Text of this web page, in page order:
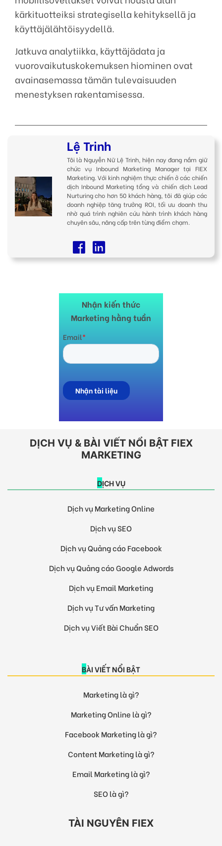
kärkituotteiksi strategisella kehityksellä ja
käyttäjälähtöisyydellä.
Jatkuva analytiikka, käyttäjädata ja
vuorovaikutuskokemuksen hiominen ovat
avainasemassa tämän tulevaisuuden
menestyksen rakentamisessa.
Lệ Trinh
Tôi là Nguyễn Nữ Lệ Trinh, hiện nay đang nắm giữ
chức vụ Inbound Marketing Manager tại FIEX
Marketing. Với kinh nghiệm thực chiến ở các chiến
dịch Inbound Marketing tổng và chiến dịch Lead
Nurturing cho hơn 50 khách hàng, tôi đã giúp các
doanh nghiệp tăng trưởng ROI, tối ưu doanh thu
nhờ quá trình nghiên cứu hành trình khách hàng
chuyên sâu, nâng cấp trên từng điểm chạm.
Nhận kiến thức
Marketing hằng tuần
DỊCH VỤ & BÀI VIẾT NỔI BẬT FIEX
MARKETING
DỊCH VỤ
Dịch vụ Marketing Online
Dịch vụ SEO
Dịch vụ Quảng cáo Facebook
Dịch vụ Quảng cáo Google Adwords
Dịch vụ Email Marketing
Dịch vụ Tư vấn Marketing
Dịch vụ Viết Bài Chuẩn SEO
BÀI VIẾT NỔI BẬT
Marketing là gì?
Marketing Online là gì?
Facebook Marketing là gì?
Content Marketing là gì?
Email Marketing là gì?
SEO là gì?
TÀI NGUYÊN FIEX